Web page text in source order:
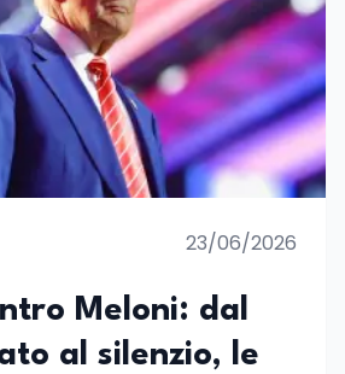
23/06/2026
Meloni: dal
al silenzio, le